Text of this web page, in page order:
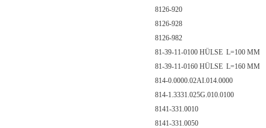
8126-920
8126-928
8126-982
81-39-11-0100 HÜLSE L=100 MM
81-39-11-0160 HÜLSE L=160 MM
814-0.0000.02AI.014.0000
814-1.3331.025G.010.0100
8141-331.0010
8141-331.0050